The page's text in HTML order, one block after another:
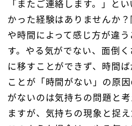
「またご連絡します。」と
かった経験はありませんか
や時間によって感じ方が違
す。やる気がでない、面倒
に移すことができず、時間
ことが「時間がない」の原
がないのは気持ちの問題と
ますが、気持ちの現象と捉え